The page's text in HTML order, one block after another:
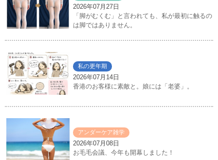
2026年07月27日
「脚がむくむ」と言われても、私が最初に触るの
は脚ではありません。
私の更年期
2026年07月14日
香港のお客様に素敵と。娘には「老婆」。
アンダーケア雑学
2026年07月08日
お毛毛会議、今年も開幕しました！